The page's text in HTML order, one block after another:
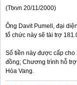
(Ttxvn 20/11/2000)
Ông Davit Pumell, đại
tổ chức này sẽ tài trợ
Số tiền này được cấp
đồng; Chương trình hỗ
Hòa Vang.